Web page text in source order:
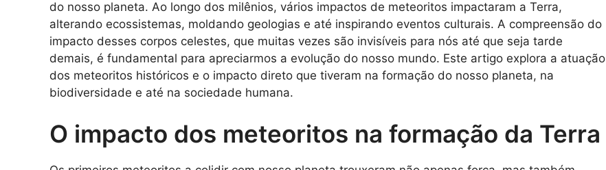
do nosso planeta. Ao longo dos milênios, vários impactos de meteoritos impactaram a Terra,
alterando ecossistemas, moldando geologias e até inspirando eventos culturais. A compreensão do
impacto desses corpos celestes, que muitas vezes são invisíveis para nós até que seja tarde
demais, é fundamental para apreciarmos a evolução do nosso mundo. Este artigo explora a atuação
dos meteoritos históricos e o impacto direto que tiveram na formação do nosso planeta, na
biodiversidade e até na sociedade humana.
O impacto dos meteoritos na formação da Terra